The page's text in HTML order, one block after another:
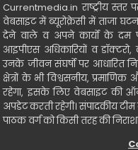
Currentmedia.in राष्ट्रीय स्तर
वेबसाइट में ब्यूरोक्रेसी में ताजा
देने वाले व अपने कार्यो के दम
आइपीएस अधिकारियों व
उनके जीवन संघर्षो पर आधारित
क्षेत्रों के भी विश्वसनीय,
रहेगा, इसके लिए वेबसाइट की
अपडेट करती रहेगी। संपादकीय
पाठक वर्ग को किसी तरह की